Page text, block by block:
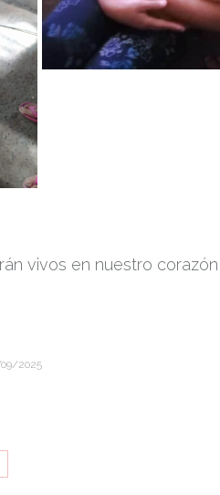
vivos en nuestro corazón
2025